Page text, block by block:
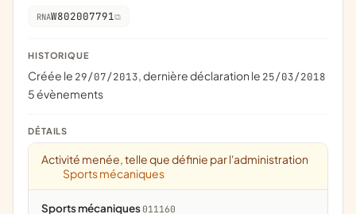
RNAW802007791
HISTORIQUE
Créée le 29/07/2013, dernière déclaration le 25/03/2018
5 évènements
DÉTAILS
Activité menée, telle que définie par l'administration
Sports mécaniques
Sports mécaniques 011160